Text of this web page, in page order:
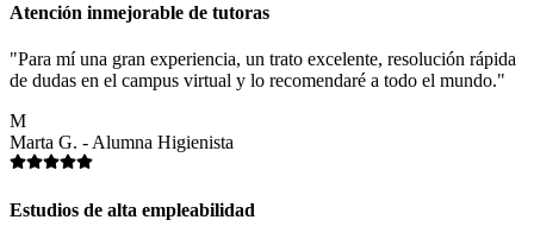
Atención inmejorable de tutoras
"Para mí una gran experiencia, un trato excelente, resolución rápida
de dudas en el campus virtual y lo recomendaré a todo el mundo."
M
Marta G. - Alumna Higienista
Estudios de alta empleabilidad